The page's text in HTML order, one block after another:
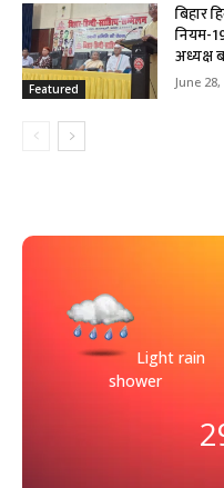
Featured
बिहार
नियम-
अध्यक्ष
June
Light rain
shower